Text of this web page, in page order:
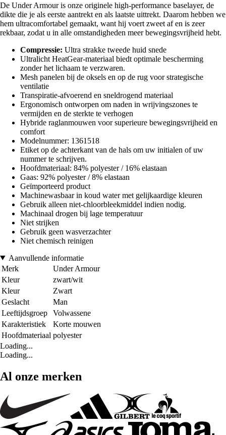
De Under Armour is onze originele high-performance baselayer, de
dikte die je als eerste aantrekt en als laatste uittrekt. Daarom hebben we
hem ultracomfortabel gemaakt, want hij voert zweet af en is zeer
rekbaar, zodat u in alle omstandigheden meer bewegingsvrijheid hebt.
Compressie: Ultra strakke tweede huid snede
Ultralicht HeatGear-materiaal biedt optimale bescherming
zonder het lichaam te verzwaren.
Mesh panelen bij de oksels en op de rug voor strategische
ventilatie
Transpiratie-afvoerend en sneldrogend materiaal
Ergonomisch ontworpen om naden in wrijvingszones te
vermijden en de sterkte te verhogen
Hybride raglanmouwen voor superieure bewegingsvrijheid en
comfort
Modelnummer: 1361518
Etiket op de achterkant van de hals om uw initialen of uw
nummer te schrijven.
Hoofdmateriaal: 84% polyester / 16% elastaan
Gaas: 92% polyester / 8% elastaan
Geïmporteerd product
Machinewasbaar in koud water met gelijkaardige kleuren
Gebruik alleen niet-chloorbleekmiddel indien nodig.
Machinaal drogen bij lage temperatuur
Niet strijken
Gebruik geen wasverzachter
Niet chemisch reinigen
Aanvullende informatie
Merk
Under Armour
Kleur
zwart/wit
Kleur
Zwart
Geslacht
Man
Leeftijdsgroep
Volwassene
Karakteristiek
Korte mouwen
Hoofdmateriaal polyester
Loading...
Loading...
Al onze merken